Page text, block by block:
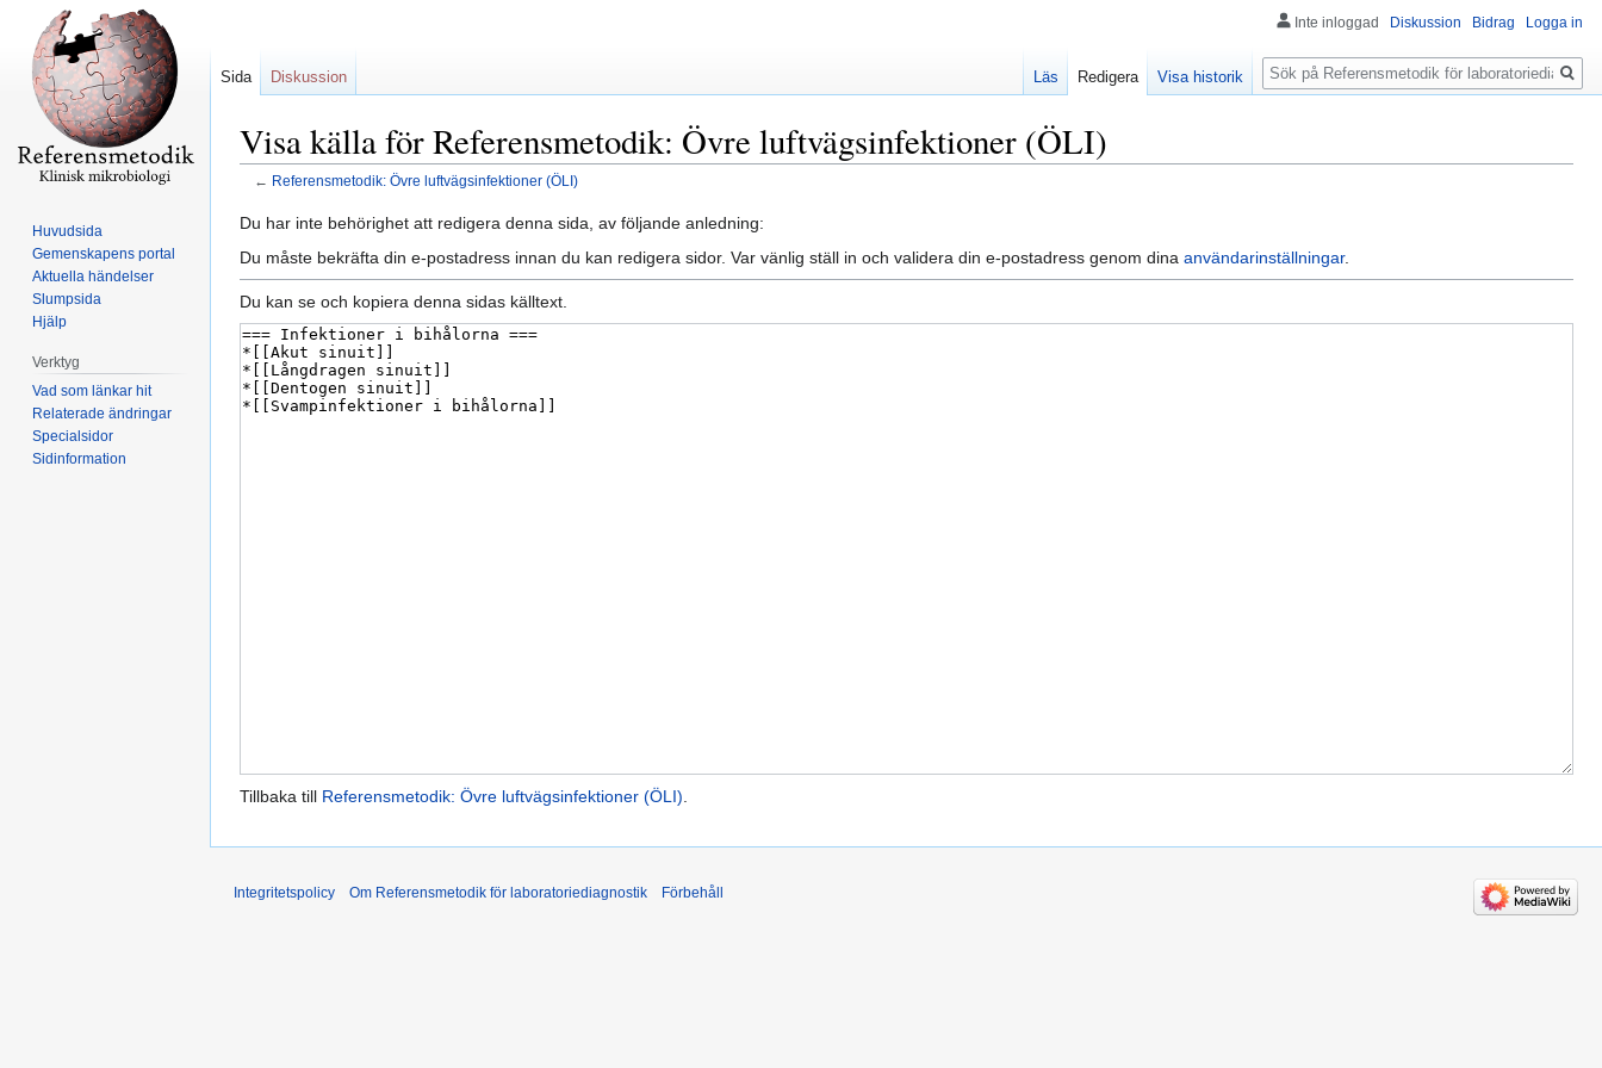
Visa källa för Referensmetodik: Övre luftvägsinfektioner (ÖLI)
← Referensmetodik: Övre luftvägsinfektioner (ÖLI)
Hoppa
till
Hoppa
till
Du har inte behörighet att redigera denna sida, av följande anledning:
Du måste bekräfta din e-postadress innan du kan redigera sidor. Var vänlig ställ in och validera din e-postadress genom dina användarinställningar.
Du kan se och kopiera denna sidas källtext.
Tillbaka till Referensmetodik: Övre luftvägsinfektioner (ÖLI).
Inte inloggad Diskussion Bidrag Logga in
Sida Diskussion Läs Redigera Visa historik
Sök
Huvudsida
Gemenskapens portal
Aktuella händelser
Slumpsida
Hjälp
Verktyg
Vad som länkar hit
Relaterade ändringar
Specialsidor
Sidinformation
Integritetspolicy Om Referensmetodik för laboratoriediagnostik Förbehåll